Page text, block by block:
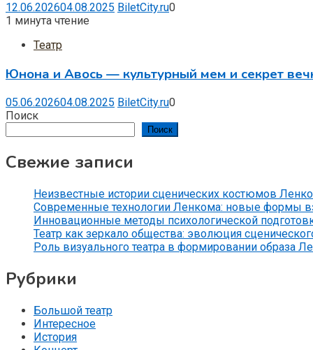
12.06.202604.08.2025 BiletCity.ru0
1 минута чтение
Театр
Юнона и Авось — культурный мем и секрет
05.06.202604.08.2025 BiletCity.ru0
Поиск
Поиск
Свежие записи
Неизвестные истории сценических костюмов
Современные технологии Ленкома: новые формы
Инновационные методы психологической
Театр как зеркало общества: эволюция
Роль визуального театра в формировании образа
Рубрики
Большой театр
Интересное
История